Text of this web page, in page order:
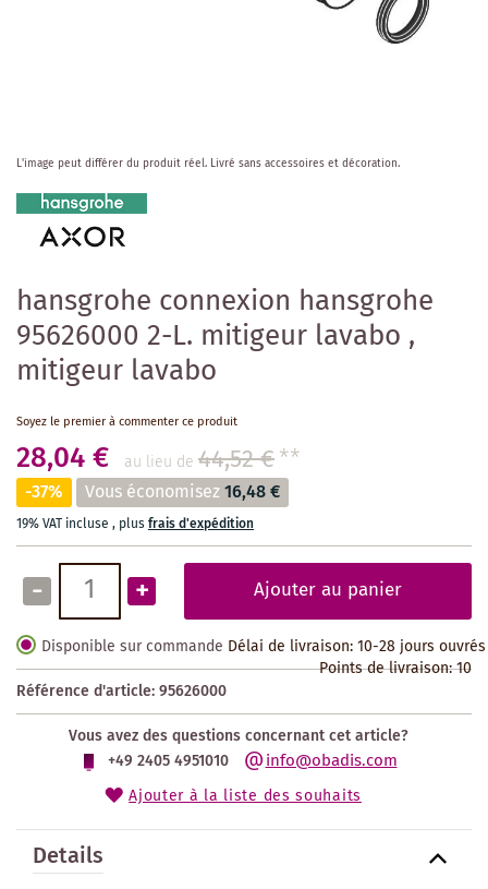
hansgrohe connexion hansgrohe
95626000 2-L. mitigeur lavabo ,
mitigeur lavabo
Soyez le premier à commenter ce produit
28,04 € au lieu de 44,52 €**
-37% Vous économisez16,48 €
19% VAT incluse , plusfrais d'expédition
- + Ajouter au panier
Disponible sur commande Délai de livraison: 10-28 jours ouvrés
Points de livraison:10
Référence d'article:95626000
Vous avez des questions concernant cet article?
+49 2405 4951010
info@obadis.com
Ajouter à la liste des souhaits
Skip
the
beginning
images
gallery
L'image peut différer du produit réel. Livré sans accessoires et décoration.
Details